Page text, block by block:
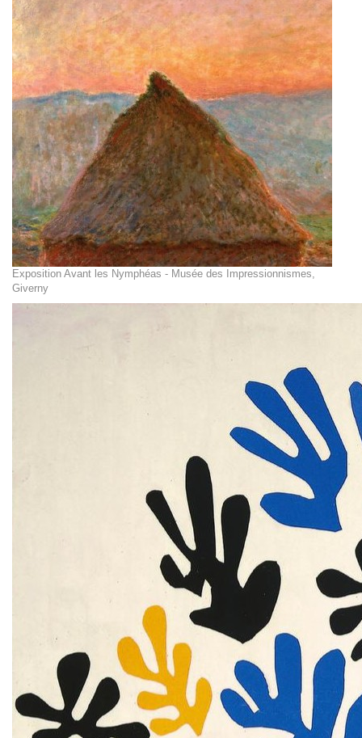
Exposition Avant les Nymphéas - Musée des Impressionnismes,
Giverny